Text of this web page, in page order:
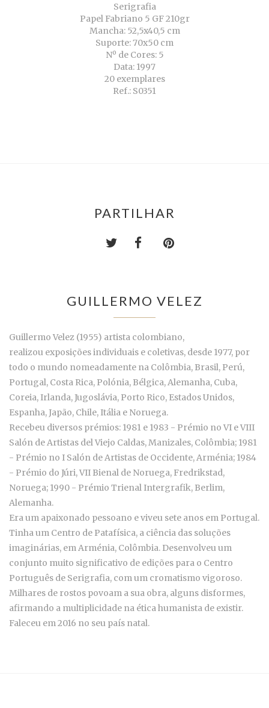
Serigrafia
Papel Fabriano 5 GF 210gr
Mancha: 52,5x40,5 cm
Suporte: 70x50 cm
Nº de Cores: 5
Data: 1997
20 exemplares
Ref.: S0351
PARTILHAR
GUILLERMO VELEZ
Guillermo Velez (1955) artista colombiano,
realizou exposições individuais e coletivas, desde 1977, por
todo o mundo nomeadamente na Colômbia, Brasil, Perú,
Portugal, Costa Rica, Polónia, Bélgica, Alemanha, Cuba,
Coreia, Irlanda, Jugoslávia, Porto Rico, Estados Unidos,
Espanha, Japão, Chile, Itália e Noruega.
Recebeu diversos prémios: 1981 e 1983 - Prémio no VI e VIII
Salón de Artistas del Viejo Caldas, Manizales, Colômbia; 1981
- Prémio no I Salón de Artistas de Occidente, Arménia; 1984
- Prémio do Júri, VII Bienal de Noruega, Fredrikstad,
Noruega; 1990 - Prémio Trienal Intergrafik, Berlim,
Alemanha.
Era um apaixonado pessoano e viveu sete anos em Portugal.
Tinha um Centro de Patafísica, a ciência das soluções
imaginárias, em Arménia, Colômbia. Desenvolveu um
conjunto muito significativo de edições para o Centro
Português de Serigrafia, com um cromatismo vigoroso.
Milhares de rostos povoam a sua obra, alguns disformes,
afirmando a multiplicidade na ética humanista de existir.
Faleceu em 2016 no seu país natal.